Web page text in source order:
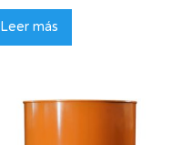
Leer más